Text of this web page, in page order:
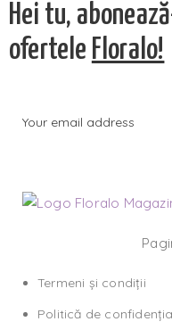
Hei tu,
ofertele Floralo!
Termeni și condiții
Politică de